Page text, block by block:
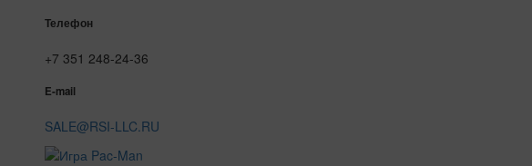
Телефон
+7 351 248-24-36
E-mail
SALE@RSI-LLC.RU